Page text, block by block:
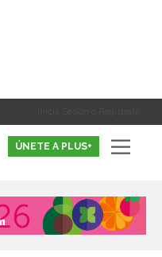
Inicia Sesión o Registrate
ÚNETE A PLUS+